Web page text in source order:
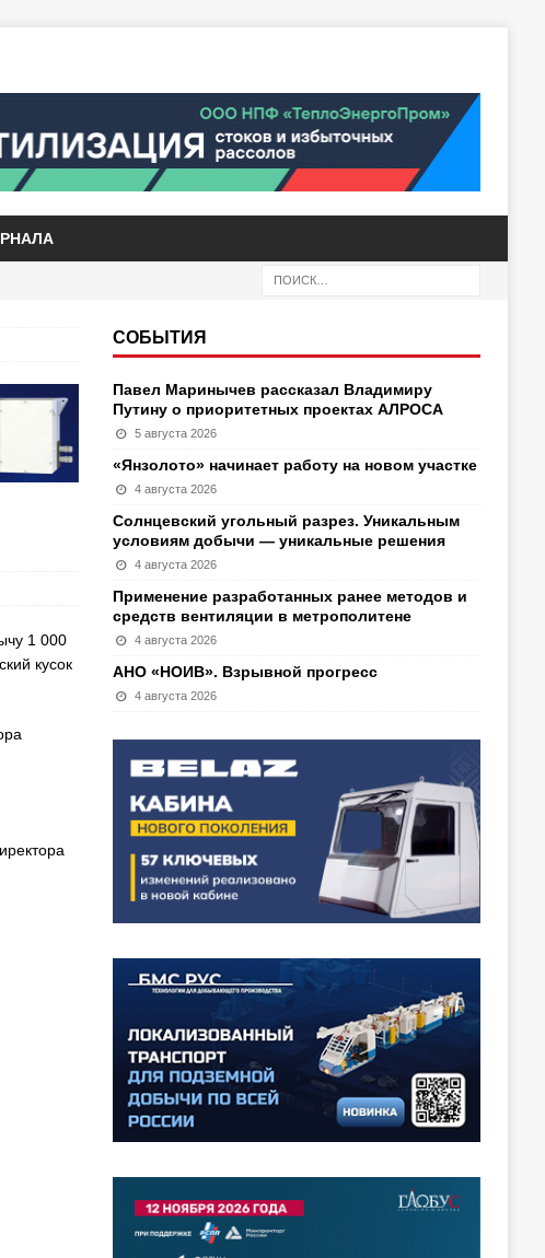
1 000
кусок
СОБЫТИЯ
Павел Маринычев рассказал Владимиру
Путину о приоритетных проектах АЛРОСА
5 августа 2026
«Янзолото» начинает работу на новом участке
4 августа 2026
Солнцевский угольный разрез. Уникальным
условиям добычи — уникальные решения
4 августа 2026
Применение разработанных ранее методов и
средств вентиляции в метрополитене
4 августа 2026
АНО «НОИВ». Взрывной прогресс
4 августа 2026